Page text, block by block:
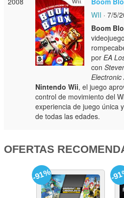
WII · 7/5/
Boom
porEA
con
Electronic
Nintendo Wii, el juego
control de movimiento del
experiencia de juego única
de todas las edades.
OFERTAS
-91% -